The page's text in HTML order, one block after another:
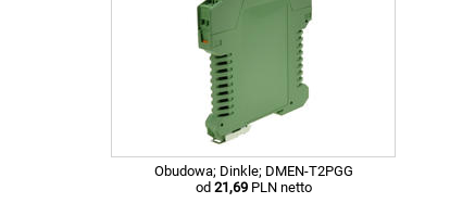
Obudowa; Dinkle; DMEN-T2PGG
od 21,69PLN netto